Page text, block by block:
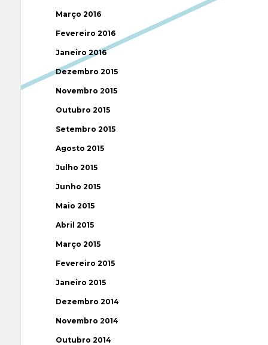
Março 2016
Fevereiro 2016
Janeiro 2016
Dezembro 2015
Novembro 2015
Outubro 2015
Setembro 2015
Agosto 2015
Julho 2015
Junho 2015
Maio 2015
Abril 2015
Março 2015
Fevereiro 2015
Janeiro 2015
Dezembro 2014
Novembro 2014
Outubro 2014